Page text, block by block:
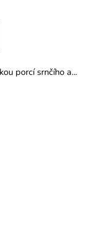
porcí srnčího a...